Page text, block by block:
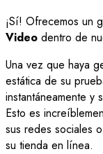
¡Sí! Ofrecemos un
Video dentro de
Una vez que haya
estática de su
instantáneamente y
Esto es
sus redes sociales
su tienda en línea.